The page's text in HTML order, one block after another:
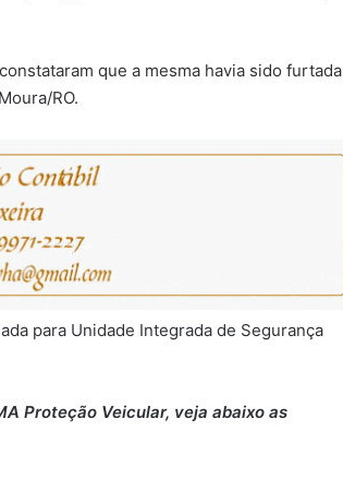
que a mesma havia sido furtada
RO.
para Unidade Integrada de Segurança
Proteção Veicular, veja abaixo as